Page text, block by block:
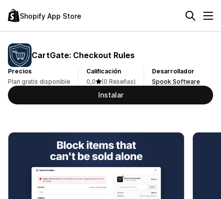
Shopify App Store
CartGate: Checkout Rules
Precios
Plan gratis disponible
Calificación
0,0
(0 Reseñas)
Desarrollador
Spook Software
Instalar